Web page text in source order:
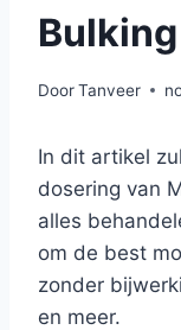
DoorTanveer
In dit artikel
dosering van
alles
om de best
zonder
en meer.